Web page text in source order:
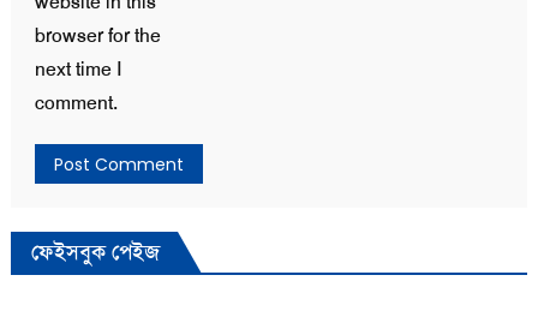
browser for the
next time I
comment.
ফেইসবুক পেইজ